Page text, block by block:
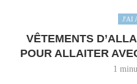
J'AI
VÊTEMENTS
POUR ALLAITER
1